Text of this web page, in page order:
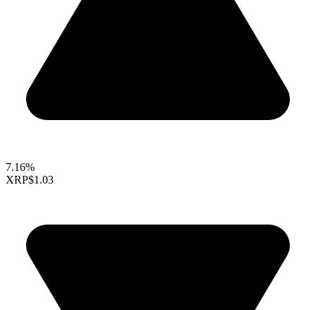
7.16%
XRP$1.03